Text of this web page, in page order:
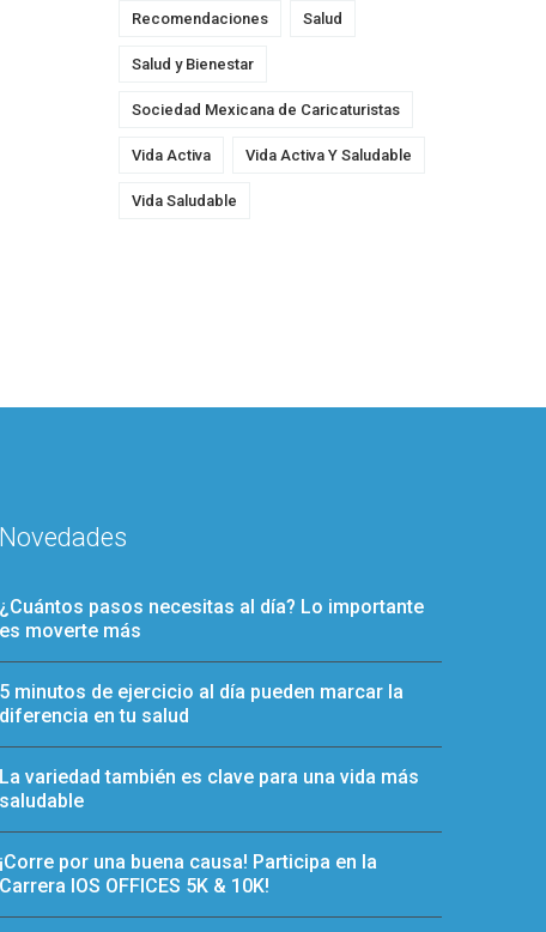
Recomendaciones Salud
Salud y Bienestar
Sociedad Mexicana de Caricaturistas
Vida Activa Vida Activa Y Saludable
Vida Saludable
Novedades
¿Cuántos pasos necesitas al día? Lo importante
es moverte más
5 minutos de ejercicio al día pueden marcar la
diferencia en tu salud
La variedad también es clave para una vida más
saludable
¡Corre por una buena causa! Participa en la
Carrera IOS OFFICES 5K & 10K!